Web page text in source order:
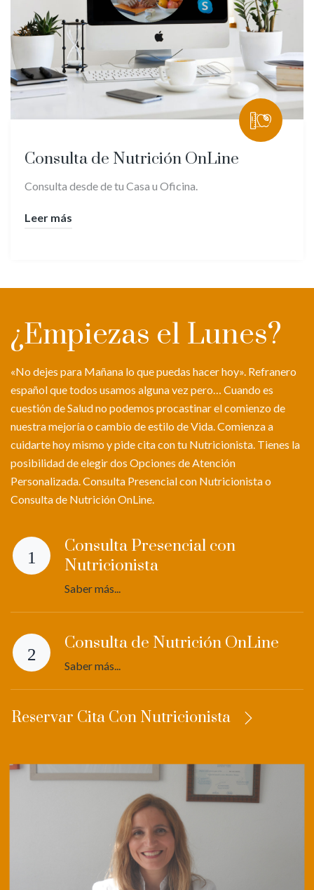
Consulta de Nutrición OnLine
Consulta desde de tu Casa u Oficina.
Leer más
¿Empiezas el Lunes?
«No dejes para Mañana lo que puedas hacer hoy». Refranero
español que todos usamos alguna vez pero… Cuando es
cuestión de Salud no podemos procastinar el comienzo de
nuestra mejoría o cambio de estilo de Vida. Comienza a
cuidarte hoy mismo y pide cita con tu Nutricionista. Tienes la
posibilidad de elegir dos Opciones de Atención
Personalizada. Consulta Presencial con Nutricionista o
Consulta de Nutrición OnLine.
Consulta Presencial con
Nutricionista
Saber más...
Consulta de Nutrición OnLine
Saber más...
Reservar Cita Con Nutricionista